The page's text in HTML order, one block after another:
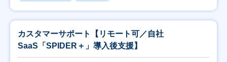
カスタマーサポート【リモート可／自社
SaaS「SPIDER＋」導入後支援】